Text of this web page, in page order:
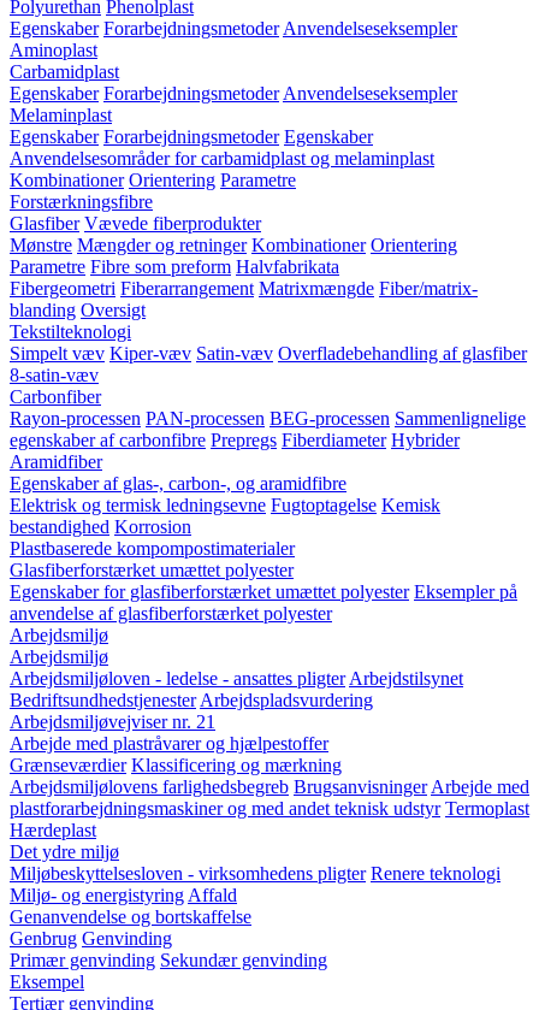
Polyurethan Phenolplast
Egenskaber Forarbejdningsmetoder Anvendelseseksempler
Aminoplast
Carbamidplast
Egenskaber Forarbejdningsmetoder Anvendelseseksempler
Melaminplast
Egenskaber Forarbejdningsmetoder Egenskaber
Anvendelsesområder for carbamidplast og melaminplast
Kombinationer Orientering Parametre
Forstærkningsfibre
Glasfiber Vævede fiberprodukter
Mønstre Mængder og retninger Kombinationer Orientering
Parametre Fibre som preform Halvfabrikata
Fibergeometri Fiberarrangement Matrixmængde Fiber/matrix-
blanding Oversigt
Tekstilteknologi
Simpelt væv Kiper-væv Satin-væv Overfladebehandling af glasfiber
8-satin-væv
Carbonfiber
Rayon-processen PAN-processen BEG-processen Sammenlignelige
egenskaber af carbonfibre Prepregs Fiberdiameter Hybrider
Aramidfiber
Egenskaber af glas-, carbon-, og aramidfibre
Elektrisk og termisk ledningsevne Fugtoptagelse Kemisk
bestandighed Korrosion
Plastbaserede kompompostimaterialer
Glasfiberforstærket umættet polyester
Egenskaber for glasfiberforstærket umættet polyester Eksempler på
anvendelse af glasfiberforstærket polyester
Arbejdsmiljø
Arbejdsmiljø
Arbejdsmiljøloven - ledelse - ansattes pligter Arbejdstilsynet
Bedriftsundhedstjenester Arbejdspladsvurdering
Arbejdsmiljøvejviser nr. 21
Arbejde med plastråvarer og hjælpestoffer
Grænseværdier Klassificering og mærkning
Arbejdsmiljølovens farlighedsbegreb Brugsanvisninger Arbejde med
plastforarbejdningsmaskiner og med andet teknisk udstyr Termoplast
Hærdeplast
Det ydre miljø
Miljøbeskyttelsesloven - virksomhedens pligter Renere teknologi
Miljø- og energistyring Affald
Genanvendelse og bortskaffelse
Genbrug Genvinding
Primær genvinding Sekundær genvinding
Eksempel
Tertiær genvinding